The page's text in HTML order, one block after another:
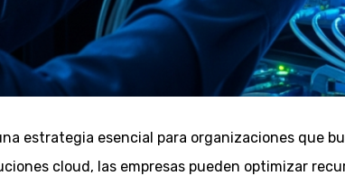
estrategia esencial para organizaciones que
cloud, las empresas pueden optimizar